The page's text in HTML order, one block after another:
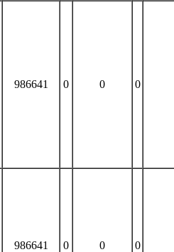
986641 0 0 0
986641 0 0 0